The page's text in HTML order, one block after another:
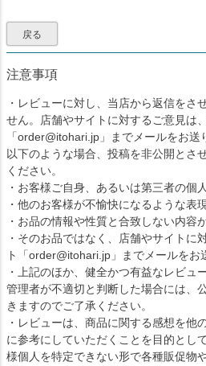
戻る
注意事項
・レビューに対し、当店から返信をさ
せん。店舗やサイトに対するご意見は
「order@itohari.jp」までメールをお送
以下のような場合、投稿を非公開とさ
ください。
・お客様ご自身、あるいは第三者の個
・他のお客様が不愉快になるような表
・お品の情報や性質と合致しない内容
・そのお品ではなく、店舗やサイトに
ト「order@itohari.jp」までメールをお
・上記のほか、健全かつ有益なレビュ
管理者が不適切と判断した場合には、
きますのでご了承ください。
・レビューは、商品に関する感想を他
に参考にしていただくことを目的とし
様個人を特定できない形で各種販促物